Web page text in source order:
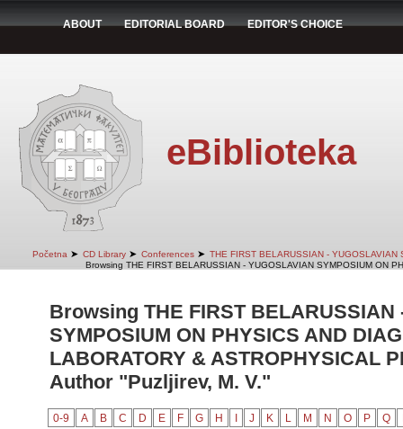
ABOUT EDITORIAL BOARD EDITOR'S CHOICE
eBiblioteka
Početna ➤ CD Library ➤ Conferences ➤ THE FIRST BELARUSSIAN -
Browsing THE FIRST BELARUSSIAN - YUGOSLAVIAN SYMPOSIUM ON
Browsing THE FIRST BELARUSSIAN
SYMPOSIUM ON PHYSICS AND
LABORATORY & ASTROPHYSICAL
Author "Puzljirev, M. V."
0-9 A B C D E F G H J K L M N O P Q